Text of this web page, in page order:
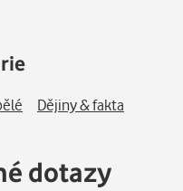
skončili právě
společenství v Josefově.
karbonáře Silvia
Dějiny & fakta
dotazy